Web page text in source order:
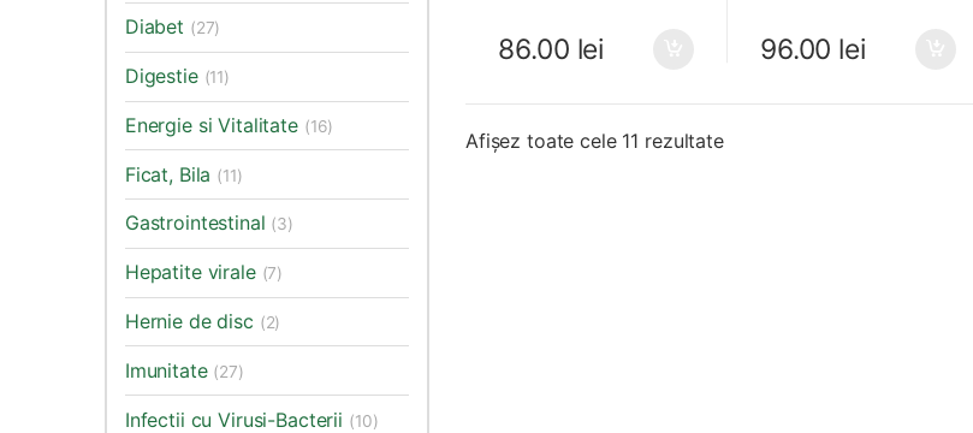
86.00 lei 96.00 lei
Afișez toate cele 11 rezultateSortat după cele mai recente
Diabet (27)
Digestie (11)
Energie si Vitalitate (16)
Ficat, Bila (11)
Gastrointestinal (3)
Hepatite virale (7)
Hernie de disc (2)
Imunitate (27)
Infectii cu Virusi-Bacterii (10)